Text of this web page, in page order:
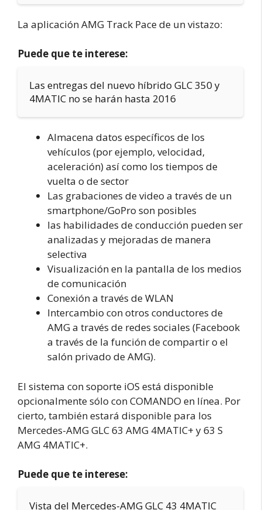
La aplicación AMG Track Pace de un vistazo:
Puede que te interese:
Las entregas del nuevo híbrido GLC 350 y
4MATIC no se harán hasta 2016
Almacena datos específicos de los
vehículos (por ejemplo, velocidad,
aceleración) así como los tiempos de
vuelta o de sector
Las grabaciones de video a través de un
smartphone/GoPro son posibles
las habilidades de conducción pueden ser
analizadas y mejoradas de manera
selectiva
Visualización en la pantalla de los medios
de comunicación
Conexión a través de WLAN
Intercambio con otros conductores de
AMG a través de redes sociales (Facebook
a través de la función de compartir o el
salón privado de AMG).
El sistema con soporte iOS está disponible
opcionalmente sólo con COMANDO en línea. Por
cierto, también estará disponible para los
Mercedes-AMG GLC 63 AMG 4MATIC+ y 63 S
AMG 4MATIC+.
Puede que te interese:
Vista del Mercedes-AMG GLC 43 4MATIC